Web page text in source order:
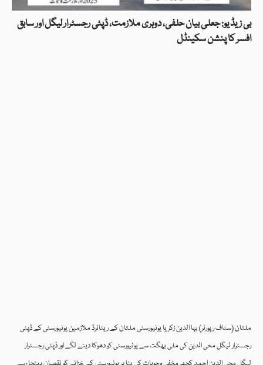
بی زیڈ یو: جعلی بیان حلفی، دوہری ملازمت، ڈپٹی رجسٹرار لیگل اور سابق
افسر کا پنشن سکینڈل
ملتان (سٹاف رپورٹر) بہا الدین زکریا یونیورسٹی ملتان کے ریٹائرڈ ملازمین یونیورسٹی کے ڈپٹی
رجسٹرار لیگل محی الدین کی ملی بھگت سے یونیورسٹی کو دھوکا دینے لگے اور ڈپٹی رجسٹرار